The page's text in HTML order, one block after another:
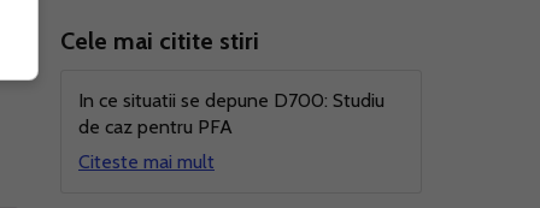
Cele mai citite stiri
In ce situatii se depune D700: Studiu
de caz pentru PFA
Citeste mai mult